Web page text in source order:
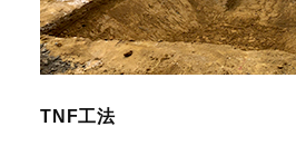
TNF工法